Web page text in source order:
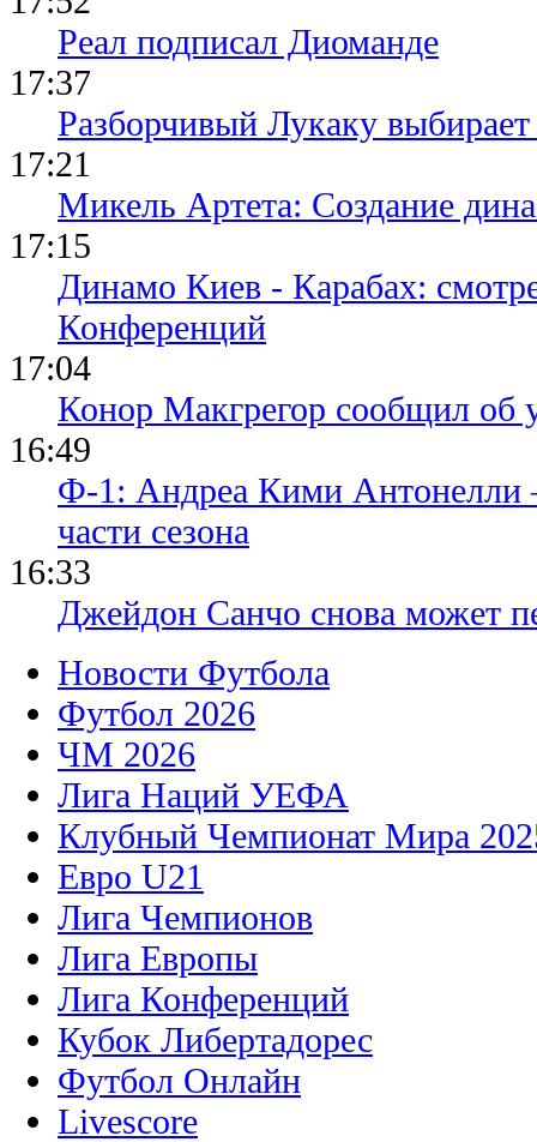
Реал подписал Диоманде
17:37
Разборчивый Лукаку
17:21
Микель Артета: Создание
17:15
Динамо Киев - Карабах:
Конференций
17:04
Конор Макгрегор сообщил об
16:49
Ф-1: Андреа Кими Антонелли
части сезона
16:33
Джейдон Санчо снова может
Новости Футбола
Футбол 2026
ЧМ 2026
Лига Наций УЕФА
Клубный Чемпионат Мира
Евро U21
Лига Чемпионов
Лига Европы
Лига Конференций
Кубок Либертадорес
Футбол Онлайн
Livescore